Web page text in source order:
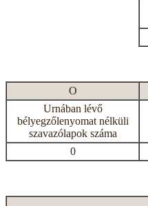
O
Urnában lévő
bélyegzőlenyomat nélküli
szavazólapok száma
0